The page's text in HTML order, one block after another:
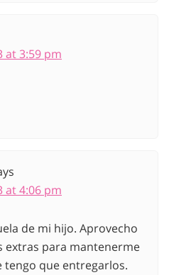
at 3:59 pm
at 4:06 pm
de mi hijo. Aprovecho
extras para mantenerme
tengo que entregarlos.